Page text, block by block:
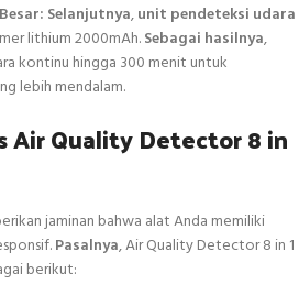
Selanjutnya,unit pendeteksi udara
lithium 2000mAh.Sebagai hasilnya,
kontinu hingga 300 menit untuk
lebih mendalam.
Air Quality Detector 8 in
jaminan bahwa alat Anda memiliki
Pasalnya, Air Quality Detector 8 in 1
berikut: